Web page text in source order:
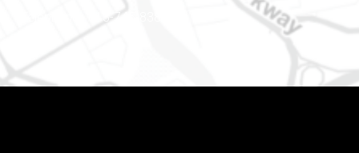
Téléphone : 613-745-8387